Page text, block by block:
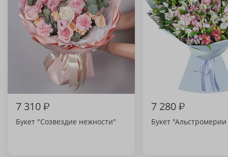
7 310₽
Букет "Созвездие нежности"
7 280₽
Букет